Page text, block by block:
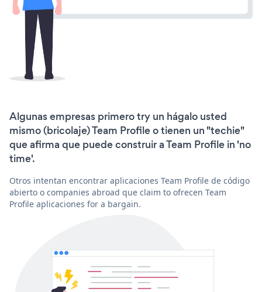
Algunas empresas primero try un hágalo usted
mismo (bricolaje) Team Profile o tienen un "techie"
que afirma que puede construir a Team Profile in 'no
time'.
Otros intentan encontrar aplicaciones Team Profile de código
abierto o companies abroad que claim to ofrecen Team
Profile aplicaciones for a bargain.